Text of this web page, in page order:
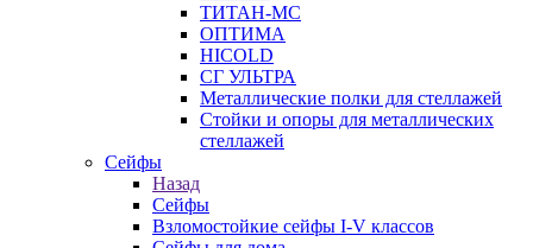
ТИТАН-МС
ОПТИМА
HICOLD
СГ УЛЬТРА
Металлические полки для стеллажей
Стойки и опоры для металлических
стеллажей
Сейфы
Назад
Сейфы
Взломостойкие сейфы I-V классов